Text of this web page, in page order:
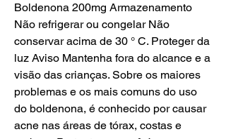
Boldenona 200mg Armazenamento
Não refrigerar ou congelar Não
conservar acima de 30 ° C. Proteger da
luz Aviso Mantenha fora do alcance e a
visão das crianças. Sobre os maiores
problemas e os mais comuns do uso
do boldenona, é conhecido por causar
acne nas áreas de tórax, costas e